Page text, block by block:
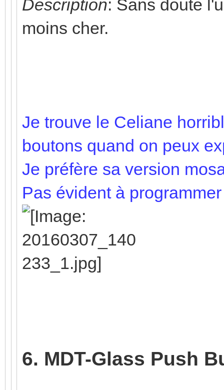
Description: Sans doute
moins cher.
Je trouve le Celiane
boutons quand on peux
Je préfère sa version
Pas évident à
6. MDT-Glass Push